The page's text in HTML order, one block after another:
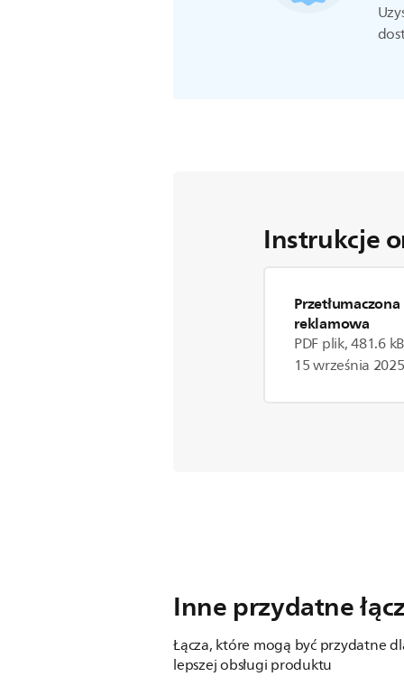
Instrukcje
reklamowa
PDF plik, 481.6
15 września 2025
Inne przydatne
Łącza, które mogą być przydatne
lepszej obsługi produktu